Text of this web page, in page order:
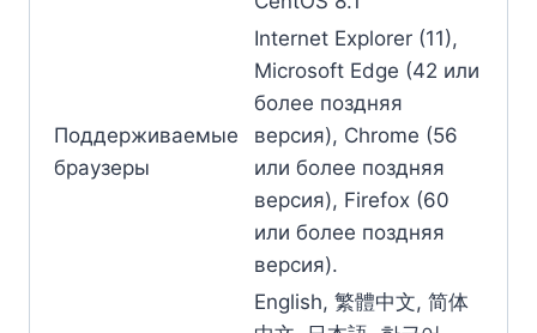
Поддерживаемые
браузеры
Internet Explorer (11),
Microsoft Edge (42 или
более поздняя
версия), Chrome (56
или более поздняя
версия), Firefox (60
или более поздняя
версия).
English, 繁體中文, 简体